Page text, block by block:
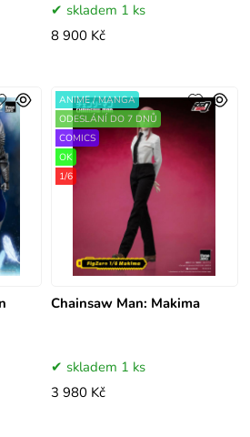
skladem 1 ks
8 900 Kč
Chainsaw Man: Makima
ANIME / MANGA
ODESLÁNÍ DO 7 DNŮ
COMICS
OK
1/6
skladem 1 ks
3 980 Kč